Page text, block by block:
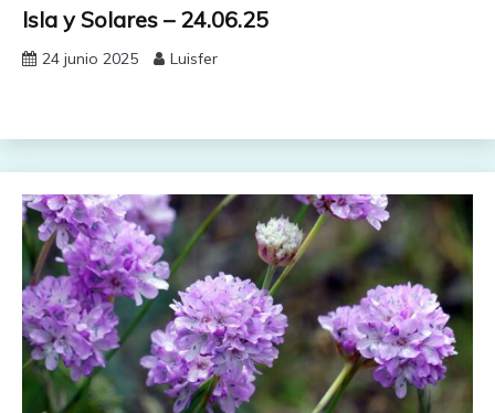
Isla y Solares – 24.06.25
24 junio 2025 Luisfer